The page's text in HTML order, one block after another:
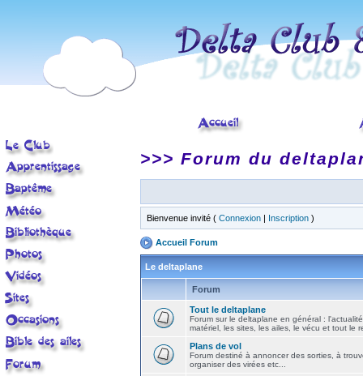
>>> Forum du
Bienvenue invité ( Connexion | Inscription )
Accueil Forum
Le deltaplane
Forum
Tout le deltaplane
Forum sur le deltaplane en général :
matériel, les sites, les ailes, le vécu et tout le
Plans de vol
Forum destiné à annoncer des sorties, à
organiser des virées etc...